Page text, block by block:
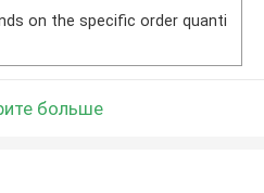
on the specific order quanti
больше